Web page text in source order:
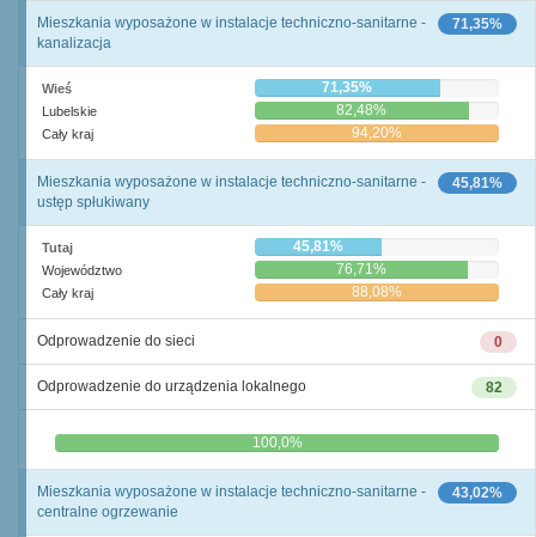
71,35%
Mieszkania wyposażone w instalacje techniczno-sanitarne -
kanalizacja
Wieś 71,35%
Lubelskie 82,48%
Cały kraj 94,20%
45,81%
Mieszkania wyposażone w instalacje techniczno-sanitarne -
ustęp spłukiwany
Tutaj 45,81%
Województwo 76,71%
Cały kraj 88,08%
0
Odprowadzenie do sieci
82
Odprowadzenie do urządzenia lokalnego
0,0% 100,0%
43,02%
Mieszkania wyposażone w instalacje techniczno-sanitarne -
centralne ogrzewanie